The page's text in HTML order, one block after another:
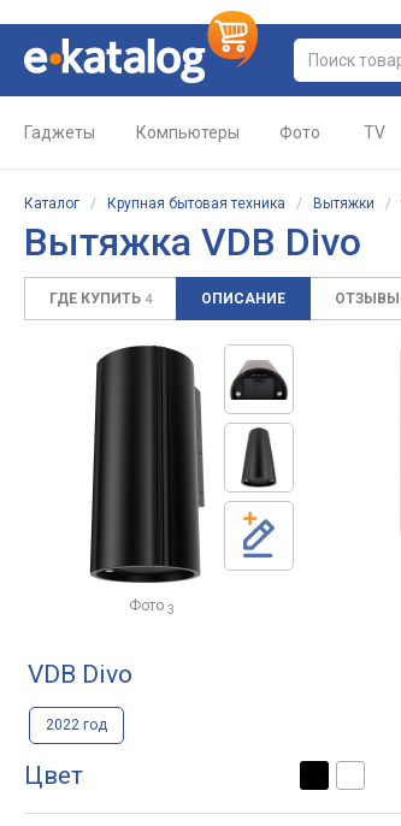
Гаджеты Компьютеры Фото TV
Каталог / Крупная бытовая техника / Вытяжки /
Вытяжка VDB Divo
ГДЕ КУПИТЬ 4 ОПИСАНИЕ ОТЗЫВЫ
Фото 3
VDB Divo
2022 год
Цвет